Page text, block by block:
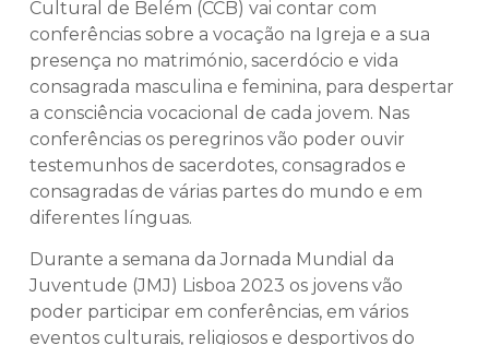
Cultural de Belém (CCB) vai contar com
conferências sobre a vocação na Igreja e a sua
presença no matrimónio, sacerdócio e vida
consagrada masculina e feminina, para despertar
a consciência vocacional de cada jovem. Nas
conferências os peregrinos vão poder ouvir
testemunhos de sacerdotes, consagrados e
consagradas de várias partes do mundo e em
diferentes línguas.
Durante a semana da Jornada Mundial da
Juventude (JMJ) Lisboa 2023 os jovens vão
poder participar em conferências, em vários
eventos culturais, religiosos e desportivos do